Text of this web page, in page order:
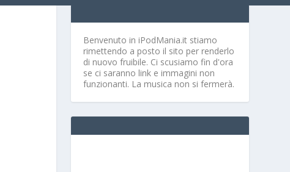
Benvenuto in iPodMania.it stiamo
rimettendo a posto il sito per renderlo
di nuovo fruibile. Ci scusiamo fin d'ora
se ci saranno link e immagini non
funzionanti. La musica non si fermerà.